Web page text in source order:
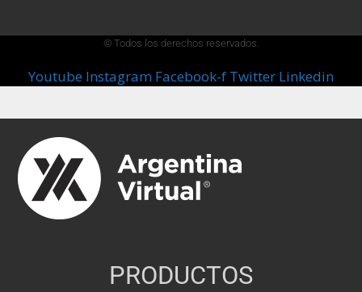
© Todos los derechos reservados.
Youtube Instagram Facebook-f Twitter Linkedin
PRODUCTOS